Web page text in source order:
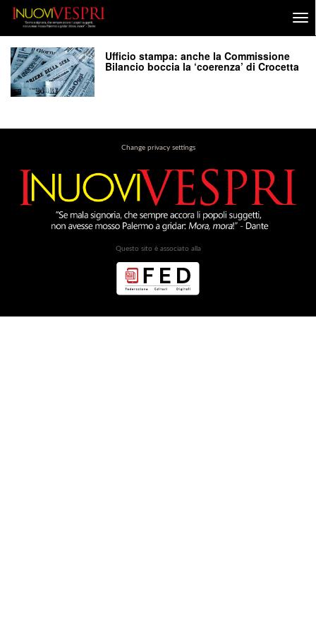
Ufficio stampa: anche la Commissione
Bilancio boccia la ‘coerenza’ di Crocetta
Change privacy settings
Questo sito è associato alla